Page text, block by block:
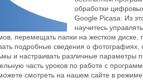
обработки
Google Picasa. Из
научитесь
перемещать папки на жестком диске,
подробные сведения о фотографиях,
и настраивать различные параметры
часть уроков по работе с
смотреть на нашем сайте в